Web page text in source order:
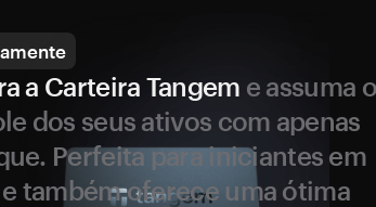
a Carteira Tangem e assuma o
dos seus ativos com apenas
Perfeita para iniciantes em
também oferece uma ótima